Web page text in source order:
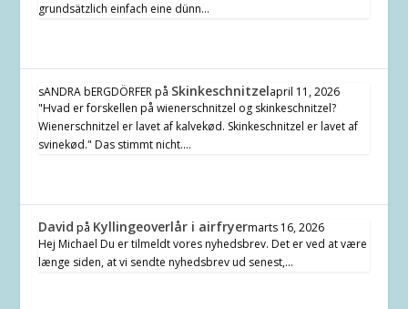
grundsätzlich einfach eine dünn…
sANDRA bERGDÖRFERpå Skinkeschnitzelapril 11, 2026
"Hvad er forskellen på wienerschnitzel og skinkeschnitzel?
Wienerschnitzel er lavet af kalvekød. Skinkeschnitzel er lavet af
svinekød." Das stimmt nicht.…
David på Kyllingeoverlår i airfryermarts 16, 2026
Hej Michael Du er tilmeldt vores nyhedsbrev. Det er ved at være
længe siden, at vi sendte nyhedsbrev ud senest,…